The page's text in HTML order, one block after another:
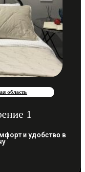
область
1
и удобство в